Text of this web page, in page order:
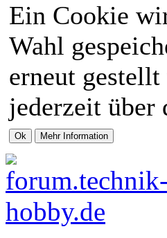
Ein Cookie
Wahl
erneut
jederzeit über